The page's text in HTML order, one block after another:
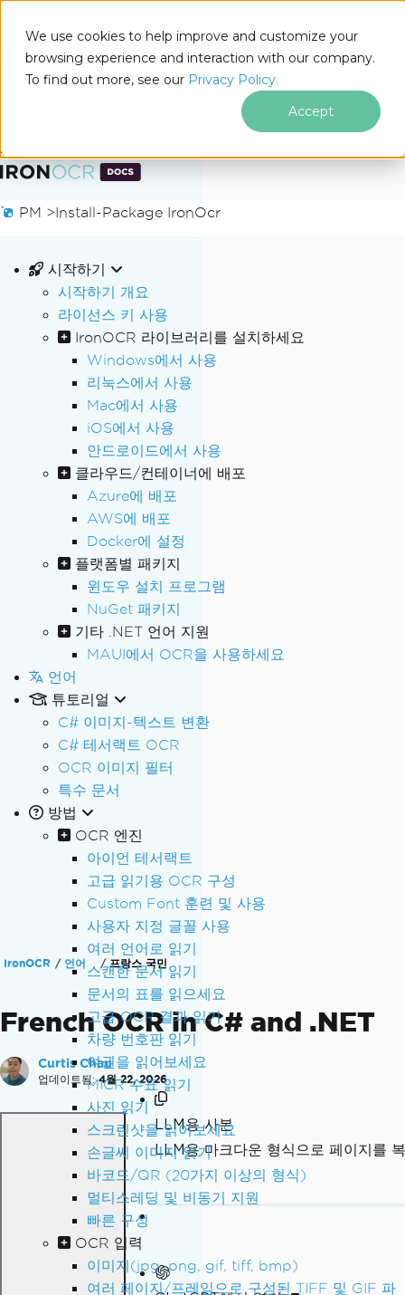
We use cookies to help improve and customize your
browsing experience and interaction with our company.
To find out more, see our Privacy Policy.
Accept
푸터 콘텐츠로 바로가기
Docs
PM >Install-Package IronOcr
시작하기
시작하기 개요
라이선스 키 사용
IronOCR 라이브러리를 설치하세요
Windows에서 사용
리눅스에서 사용
Mac에서 사용
iOS에서 사용
안드로이드에서 사용
클라우드/컨테이너에 배포
Azure에 배포
AWS에 배포
Docker에 설정
플랫폼별 패키지
윈도우 설치 프로그램
NuGet 패키지
기타 .NET 언어 지원
MAUI에서 OCR을 사용하세요
언어
튜토리얼
C# 이미지-텍스트 변환
C# 테서랙트 OCR
OCR 이미지 필터
특수 문서
방법
OCR 엔진
아이언 테서랙트
고급 읽기용 OCR 구성
Custom Font 훈련 및 사용
사용자 지정 글꼴 사용
여러 언어로 읽기
스캔한 문서 읽기
문서의 표를 읽으세요
고급 OCR 결과 읽기
차량 번호판 읽기
여권을 읽어보세요
MICR 수표 읽기
사진 읽기
스크린샷을 읽어보세요
손글씨 이미지 읽기
바코드/QR (20가지 이상의 형식)
멀티스레딩 및 비동기 지원
빠른 구성
OCR 입력
이미지(jpg, png, gif, tiff, bmp)
여러 페이지/프레임으로 구성된 TIFF 및 GIF 파
IronOCR 언어 프랑스 국민
French OCR in C# and .NET
Curtis Chau
업데이트됨: 4월 22, 2026
LLM용 사본
LLM용 마크다운 형식으로 페이지를